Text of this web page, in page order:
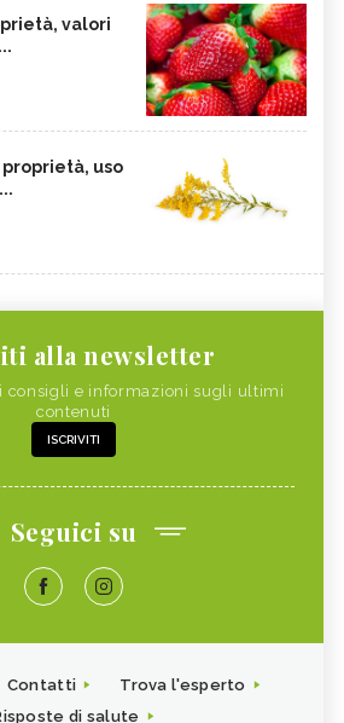
valori
uso
alla newsletter
consigli e informazioni sugli ultimi
contenuti
ISCRIVITI
Seguici su
Contatti
Trova l'esperto
di salute